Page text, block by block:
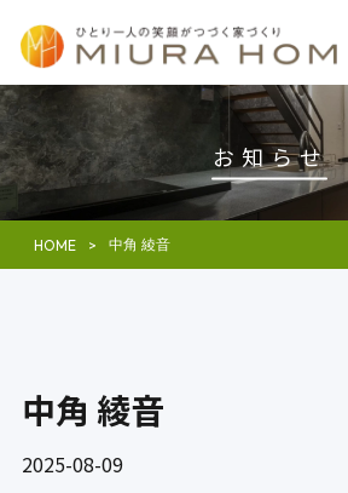
お知らせ
HOME 中角 綾音
中角 綾音
2025-08-09